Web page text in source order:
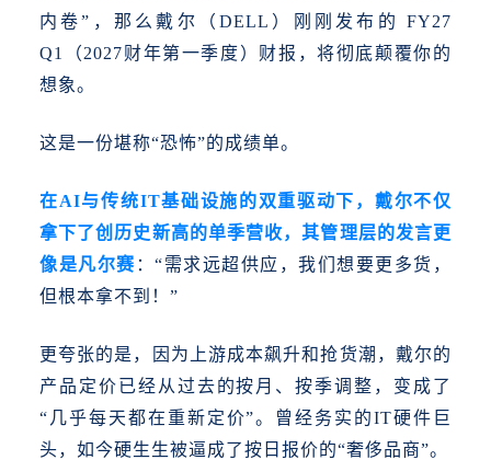
内卷”，那么戴尔（DELL）刚刚发布的 FY27
Q1（2027财年第一季度）财报，将彻底颠覆你的
想象。
这是一份堪称“恐怖”的成绩单。
在AI与传统IT基础设施的双重驱动下，戴尔不仅
拿下了创历史新高的单季营收，其管理层的发言更
像是凡尔赛 ：“需求远超供应，我们想要更多货，
但根本拿不到！”
更夸张的是，因为上游成本飙升和抢货潮，戴尔的
产品定价已经从过去的按月、按季调整，变成了
“几乎每天都在重新定价”。曾经务实的IT硬件巨
头，如今硬生生被逼成了按日报价的“奢侈品商”。